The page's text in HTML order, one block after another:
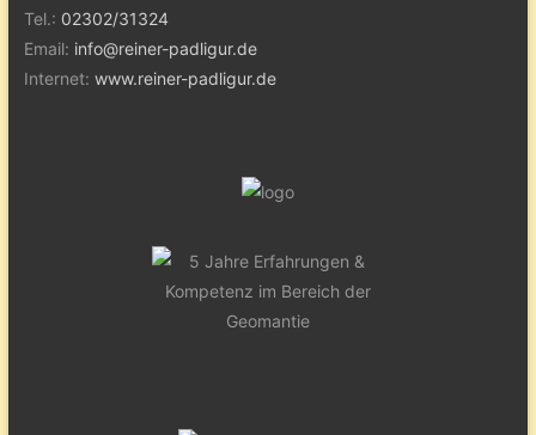
Tel.: 02302/31324
Email: info@reiner-padligur.de
Internet: www.reiner-padligur.de